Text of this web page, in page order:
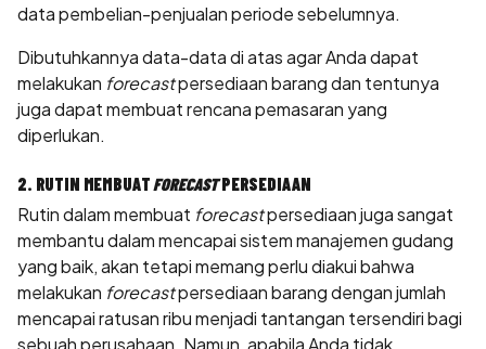
data pembelian-penjualan periode sebelumnya.
Dibutuhkannya data-data di atas agar Anda dapat
melakukan forecastpersediaan barang dan tentunya
juga dapat membuat rencana pemasaran yang
diperlukan.
2. RUTIN MEMBUATFORECASTPERSEDIAAN
Rutin dalam membuat forecastpersediaan juga sangat
membantu dalam mencapai sistem manajemen gudang
yang baik, akan tetapi memang perlu diakui bahwa
melakukan forecastpersediaan barang dengan jumlah
mencapai ratusan ribu menjadi tantangan tersendiri bagi
sebuah perusahaan. Namun, apabila Anda tidak